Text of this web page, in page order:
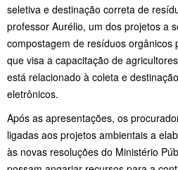
seletiva e destinação correta de
professor Aurélio, um dos projetos a
compostagem de resíduos orgânicos
que visa a capacitação de
está relacionado à coleta e
eletrônicos.
Após as apresentações, os
ligadas aos projetos ambientais a
às novas resoluções do Ministério